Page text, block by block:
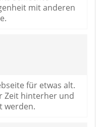
mit anderen
für etwas alt.
Zeit hinterher und
werden.